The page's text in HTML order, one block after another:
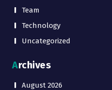
Team
Technology
Uncategorized
Archives
August 2026